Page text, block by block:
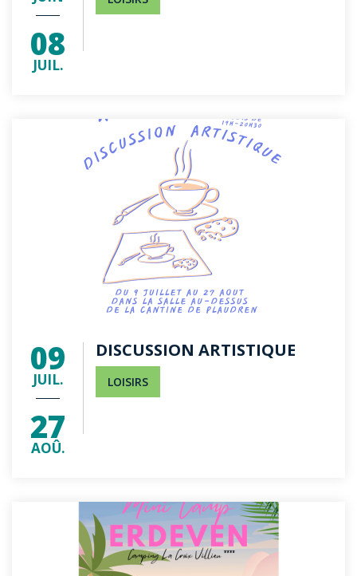
08
JUIL.
09
JUIL.
27
AOÛ.
DISCUSSION ARTISTIQUE
LOISIRS